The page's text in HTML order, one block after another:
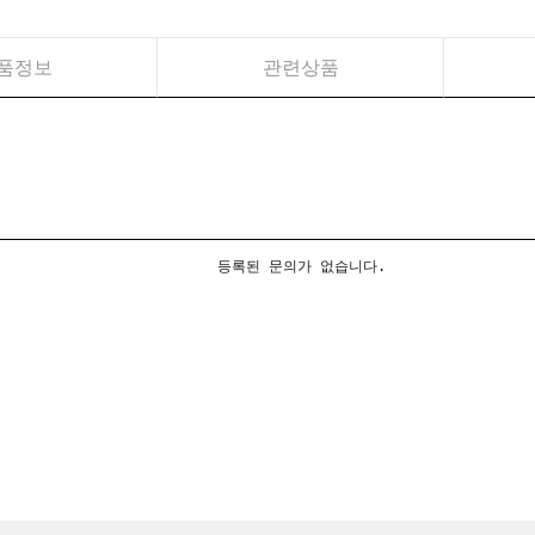
정보 관련상품
등록된 문의가 없습니다.